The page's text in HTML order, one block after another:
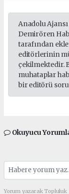
Anadolu
Demirören
tarafından
editörlerinin
çekilmektedir.
muhataplar
bir editörü
Okuyucu
Yorum yazarak Topluluk